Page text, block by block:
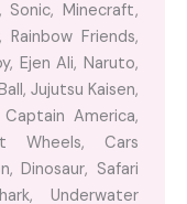
Sonic, Minecraft,
Rainbow Friends,
Ejen Ali, Naruto,
Jujutsu Kaisen,
America,
Wheels, Cars
Dinosaur, Safari
Underwater